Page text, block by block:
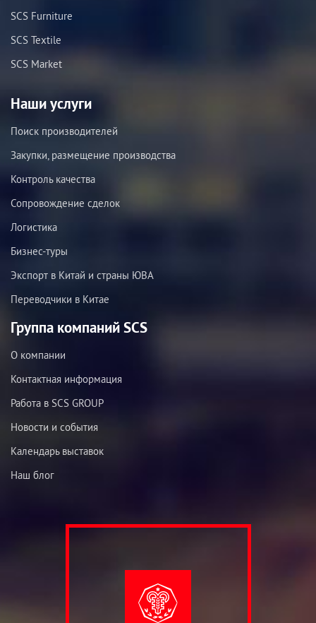
SCS Furniture
SCS Textile
SCS Market
Наши услуги
Поиск производителей
Закупки, размещение производства
Контроль качества
Сопровождение сделок
Логистика
Бизнес-туры
Экспорт в Китай и страны ЮВА
Переводчики в Китае
Группа компаний SCS
О компании
Контактная информация
Работа в SCS GROUP
Новости и события
Календарь выставок
Наш блог